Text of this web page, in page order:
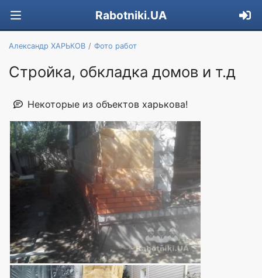
Rabotniki.UA
Александр ХАРЬКОВ Фото работ
Стройка, обкладка домов и т.д
Некоторые из объектов харькова!